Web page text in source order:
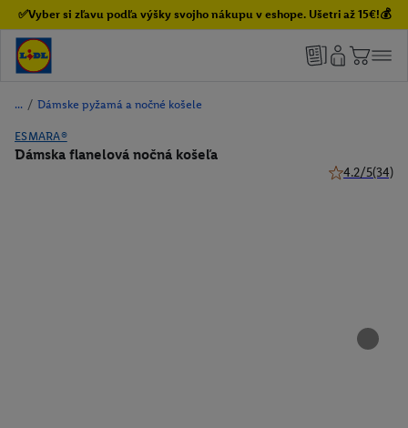
✅Vyber si zľavu podľa výšky svojho nákupu v eshope. Ušetri až 15€!💰
/ Dámske pyžamá a nočné košele
ESMARA®
Dámska flanelová nočná košeľa
4.2/5(34)